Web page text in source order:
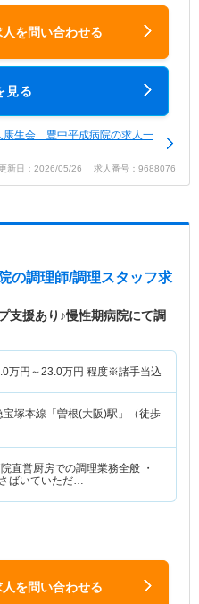
人を問い合わせる
見る
康生会 豊中平成病院の求人一
新日：2026/05/26 求人番号：9688076
の調理師/調理スタッフ求
支援あり♪慢性期病院にて調
万円～23.0万円 程度※諸手当込
宝塚本線「曽根(大阪)駅」（徒歩
直営厨房での調理業務全般 ・
ばいていただ…
人を問い合わせる